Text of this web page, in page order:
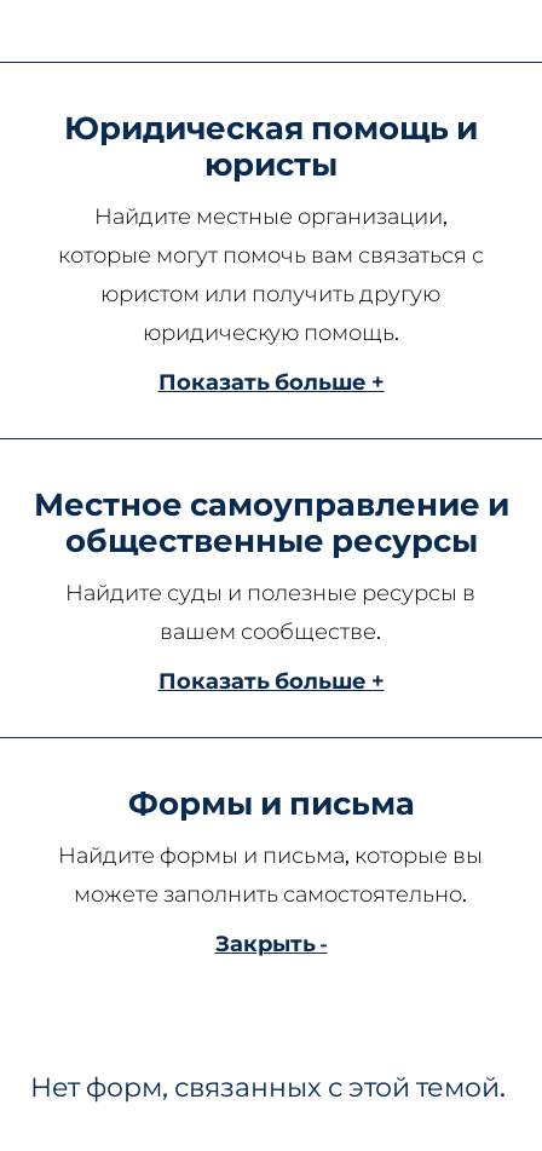
Юридическая помощь и
юристы
Найдите местные организации,
которые могут помочь вам связаться с
юристом или получить другую
юридическую помощь.
Показать больше +
Местное самоуправление и
общественные ресурсы
Найдите суды и полезные ресурсы в
вашем сообществе.
Показать больше +
Формы и письма
Найдите формы и письма, которые вы
можете заполнить самостоятельно.
Закрыть -
Нет форм, связанных с этой темой.